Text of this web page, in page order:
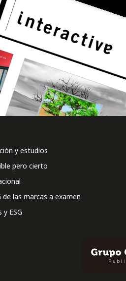
y estudios
pero cierto
de las marcas a examen
y ESG